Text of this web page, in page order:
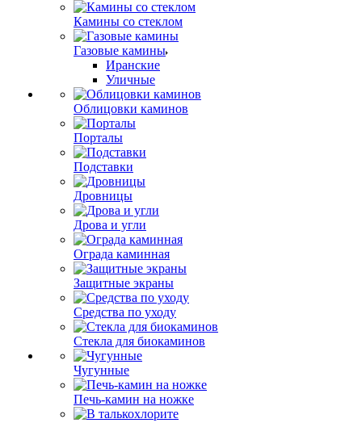
Камины со стеклом
Газовые камины
Иранские
Уличные
Облицовки каминов
Порталы
Подставки
Дровницы
Дрова и угли
Ограда каминная
Защитные экраны
Средства по уходу
Стекла для биокаминов
Чугунные
Печь-камин на ножке